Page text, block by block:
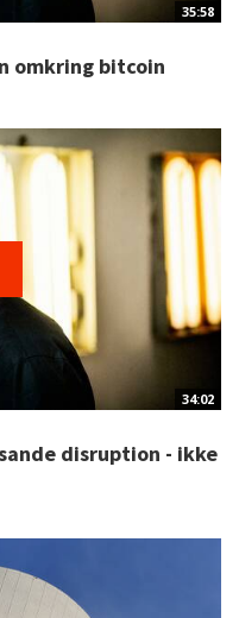
35:58
omkring bitcoin
34:02
disruption - ikke